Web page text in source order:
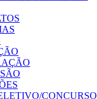
CONCURSO